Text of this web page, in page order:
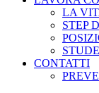
LA
STEP
CONTATTI